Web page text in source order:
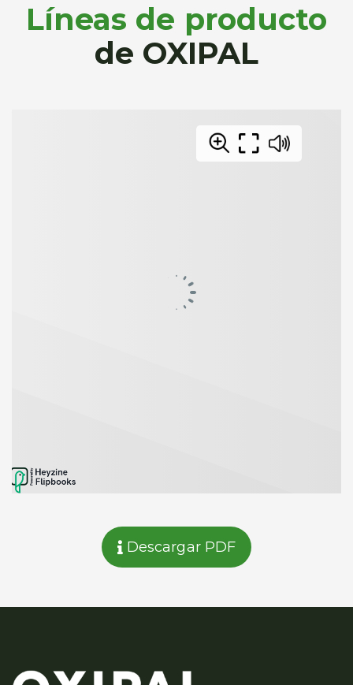
Líneas de producto
de OXIPAL
Descargar PDF